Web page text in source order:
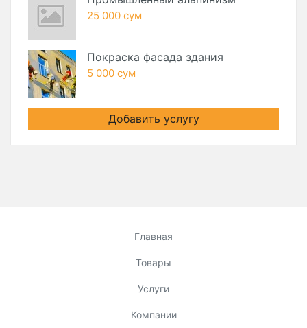
25 000 сум
Покраска фасада здания
5 000 сум
Добавить услугу
Главная
Товары
Услуги
Компании